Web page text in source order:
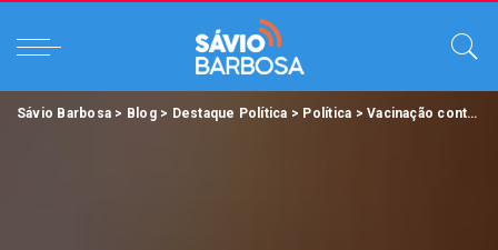
Sávio Barbosa > Blog> Destaque Política > Política >Vacinação contra Covid-19